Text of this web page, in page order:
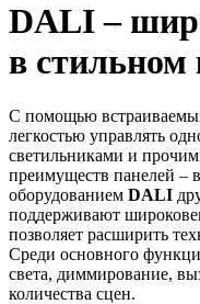
DALI –
в стильном
С помощью
легкостью управлять
светильниками и
преимуществ панелей –
оборудованием DALI
поддерживают
позволяет расширить
Среди основного
света, диммирование,
количества сцен.